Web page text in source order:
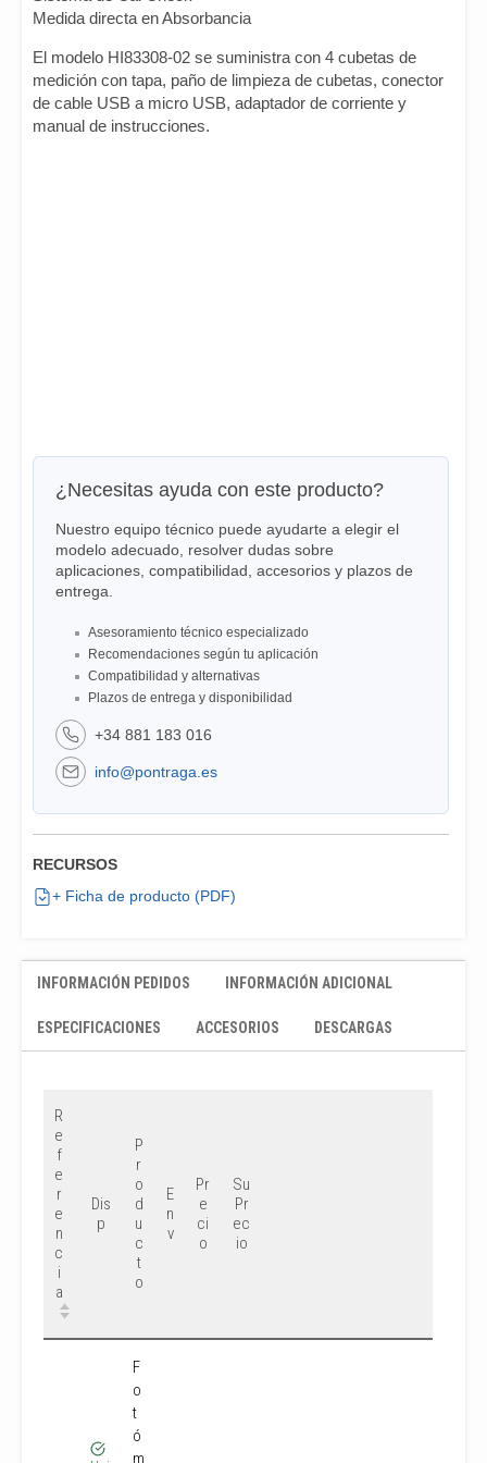
Medida directa en Absorbancia
El modelo HI83308-02 se suministra con 4 cubetas de
medición con tapa, paño de limpieza de cubetas, conector
de cable USB a micro USB, adaptador de corriente y
manual de instrucciones.
¿Necesitas ayuda con este producto?
Nuestro equipo técnico puede ayudarte a elegir el
modelo adecuado, resolver dudas sobre
aplicaciones, compatibilidad, accesorios y plazos de
entrega.
Asesoramiento técnico especializado
Recomendaciones según tu aplicación
Compatibilidad y alternativas
Plazos de entrega y disponibilidad
+34 881 183 016
info@pontraga.es
RECURSOS
+ Ficha de producto (PDF)
INFORMACIÓN PEDIDOS INFORMACIÓN ADICIONAL
ESPECIFICACIONES ACCESORIOS DESCARGAS
R
e
f
e
r
e
n
c
i
a
Dis
p
P
r
o
d
u
c
t
o
E
n
v
Pr
e
ci
o
Su
Pr
ec
io
F
o
t
ó
m